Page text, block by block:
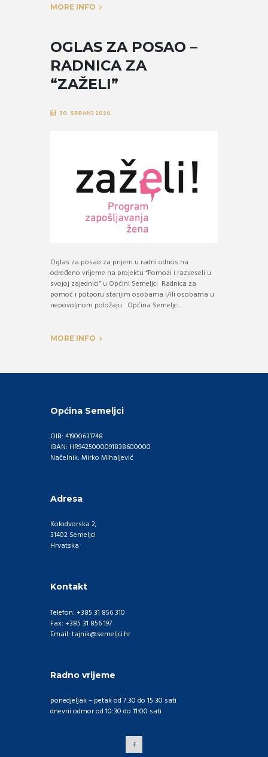
MORE INFO
OGLAS ZA POSAO –
RADNICA ZA
“ZAŽELI”
30. SRPANJ 2020.
Oglas za posao za prijem u radni odnos na
određeno vrijeme na projektu “Pomozi i razveseli u
svojoj zajednici” u Općini Semeljci Radnica za
pomoć i potporu starijim osobama i/ili osobama u
nepovoljnom položaju Općina Semeljci...
MORE INFO
Općina Semeljci
OIB: 41900631748
IBAN: HR9425000091838600000
Načelnik: Mirko Mihaljević
Adresa
Kolodvorska 2,
31402 Semeljci
Hrvatska
Kontakt
Telefon: +385 31 856 310
Fax: +385 31 856 197
Email: tajnik@semeljci.hr
Radno vrijeme
ponedjeljak – petak od 7:30 do 15:30 sati
dnevni odmor od 10:30 do 11:00 sati